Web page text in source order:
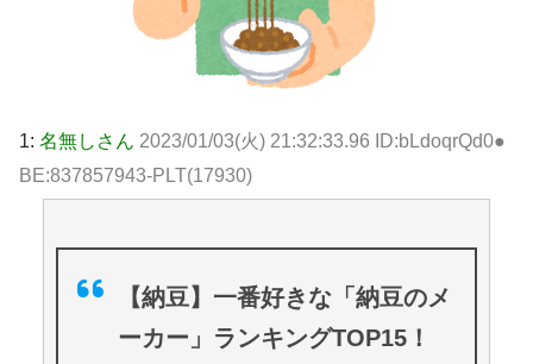
1: 名無しさん 2023/01/03(火) 21:32:33.96 ID:bLdoqrQd0●
BE:837857943-PLT(17930)
【納豆】一番好きな「納豆のメ
ーカー」ランキングTOP15！